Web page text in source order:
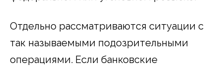
Отдельно рассматриваются ситуации с
так называемыми подозрительными
операциями. Если банковские